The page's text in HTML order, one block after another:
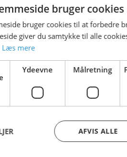
forbeholdes.
bruger cookies
bruger cookies til at forbedre
giver du samtykke til alle
Læs mere
Ydeevne Målretning
AFVIS ALLE